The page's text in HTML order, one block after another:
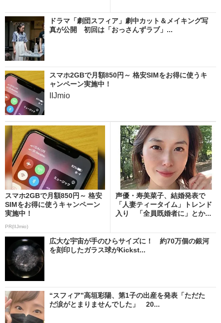
ドラマ「劇団スフィア」劇中カット＆メイキング写
真が公開 初回は「おっさんずラブ」...
スマホ2GBで月額850円～ 格安SIMをお得に使うキ
ャンペーン実施中！
IIJmio
スマホ2GBで月額850円～ 格安
SIMをお得に使うキャンペーン
実施中！
PR(IIJmio)
声優・寿美菜子、結婚発表で
「人妻ティータイム」トレンド
入り 「全員既婚者に」とか...
広大な宇宙が手のひらサイズに！ 約70万個の銀河
を刻印したガラス球がKickst...
“スフィア”高垣彩陽、第1子の出産を発表「ただた
だ涙がとまりませんでした」 20...